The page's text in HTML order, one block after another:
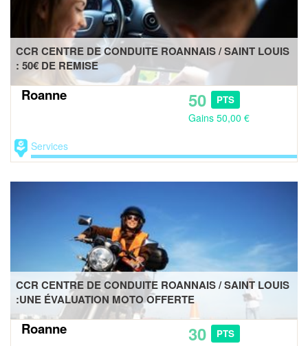
CCR CENTRE DE CONDUITE ROANNAIS / SAINT LOUIS
: 50€ DE REMISE
Roanne 50 PTS
Gains 50,00 €
Services
CCR CENTRE DE CONDUITE ROANNAIS / SAINT LOUIS
:UNE ÉVALUATION MOTO OFFERTE
Roanne 30 PTS